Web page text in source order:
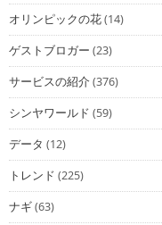
オリンピックの花(14)
ゲストブロガー (23)
サービスの紹介(376)
シンヤワールド (59)
データ (12)
トレンド (225)
ナギ(63)